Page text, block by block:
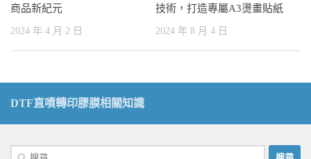
商品新紀元
2024 年 4 月 2 日
技術，打造專屬A3燙畫貼紙
2024 年 8 月 4 日
DTF直噴轉印膠膜相關知識
搜